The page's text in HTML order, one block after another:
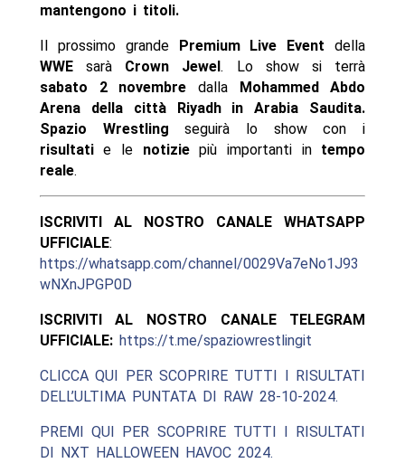
mantengono i titoli.
Il prossimo grande Premium Live Event della
WWEsarà Crown Jewel. Lo show si terrà
sabato 2 novembre dalla
Mohammed Abdo
Arena della città Riyadh in Arabia Saudita.
Spazio Wrestling seguirà lo show con i
risultatie le notiziepiù importanti in tempo
reale.
ISCRIVITI AL NOSTRO CANALE WHATSAPP
UFFICIALE:
https://whatsapp.com/channel/0029Va7eNo1J93
wNXnJPGP0D
ISCRIVITI AL NOSTRO CANALE TELEGRAM
UFFICIALE: https://t.me/spaziowrestlingit
CLICCA QUI PER SCOPRIRE TUTTI I RISULTATI
DELL’ULTIMA PUNTATA DI RAW 28-10-2024.
PREMI QUI PER SCOPRIRE TUTTI I RISULTATI
DI NXT HALLOWEEN HAVOC 2024.